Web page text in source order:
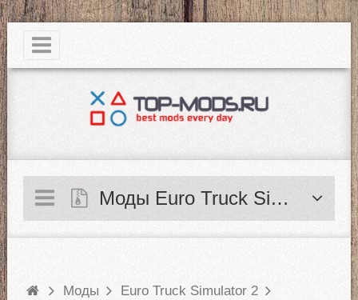
|
Моды Euro Truck Simulator 2
Моды
Euro Truck Simulator 2